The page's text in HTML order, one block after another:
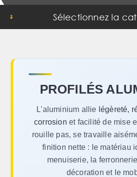
Sélectionnez la
PROFILÉS
L'aluminium allie légèreté,
corrosion et facilité de mise
rouille pas, se travaille
finition nette : le matériau
menuiserie, la
décoration et le